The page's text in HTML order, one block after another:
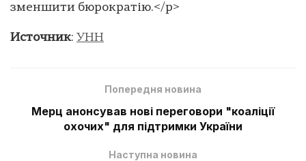
зменшити бюрократію.</p>
Источник: УНН
Попередня новина
Мерц анонсував нові переговори "коаліції
охочих" для підтримки України
Наступна новина